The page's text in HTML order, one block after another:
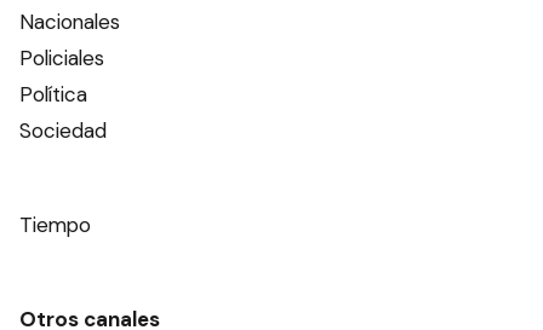
Nacionales
Policiales
Política
Sociedad
Tiempo
Otros canales